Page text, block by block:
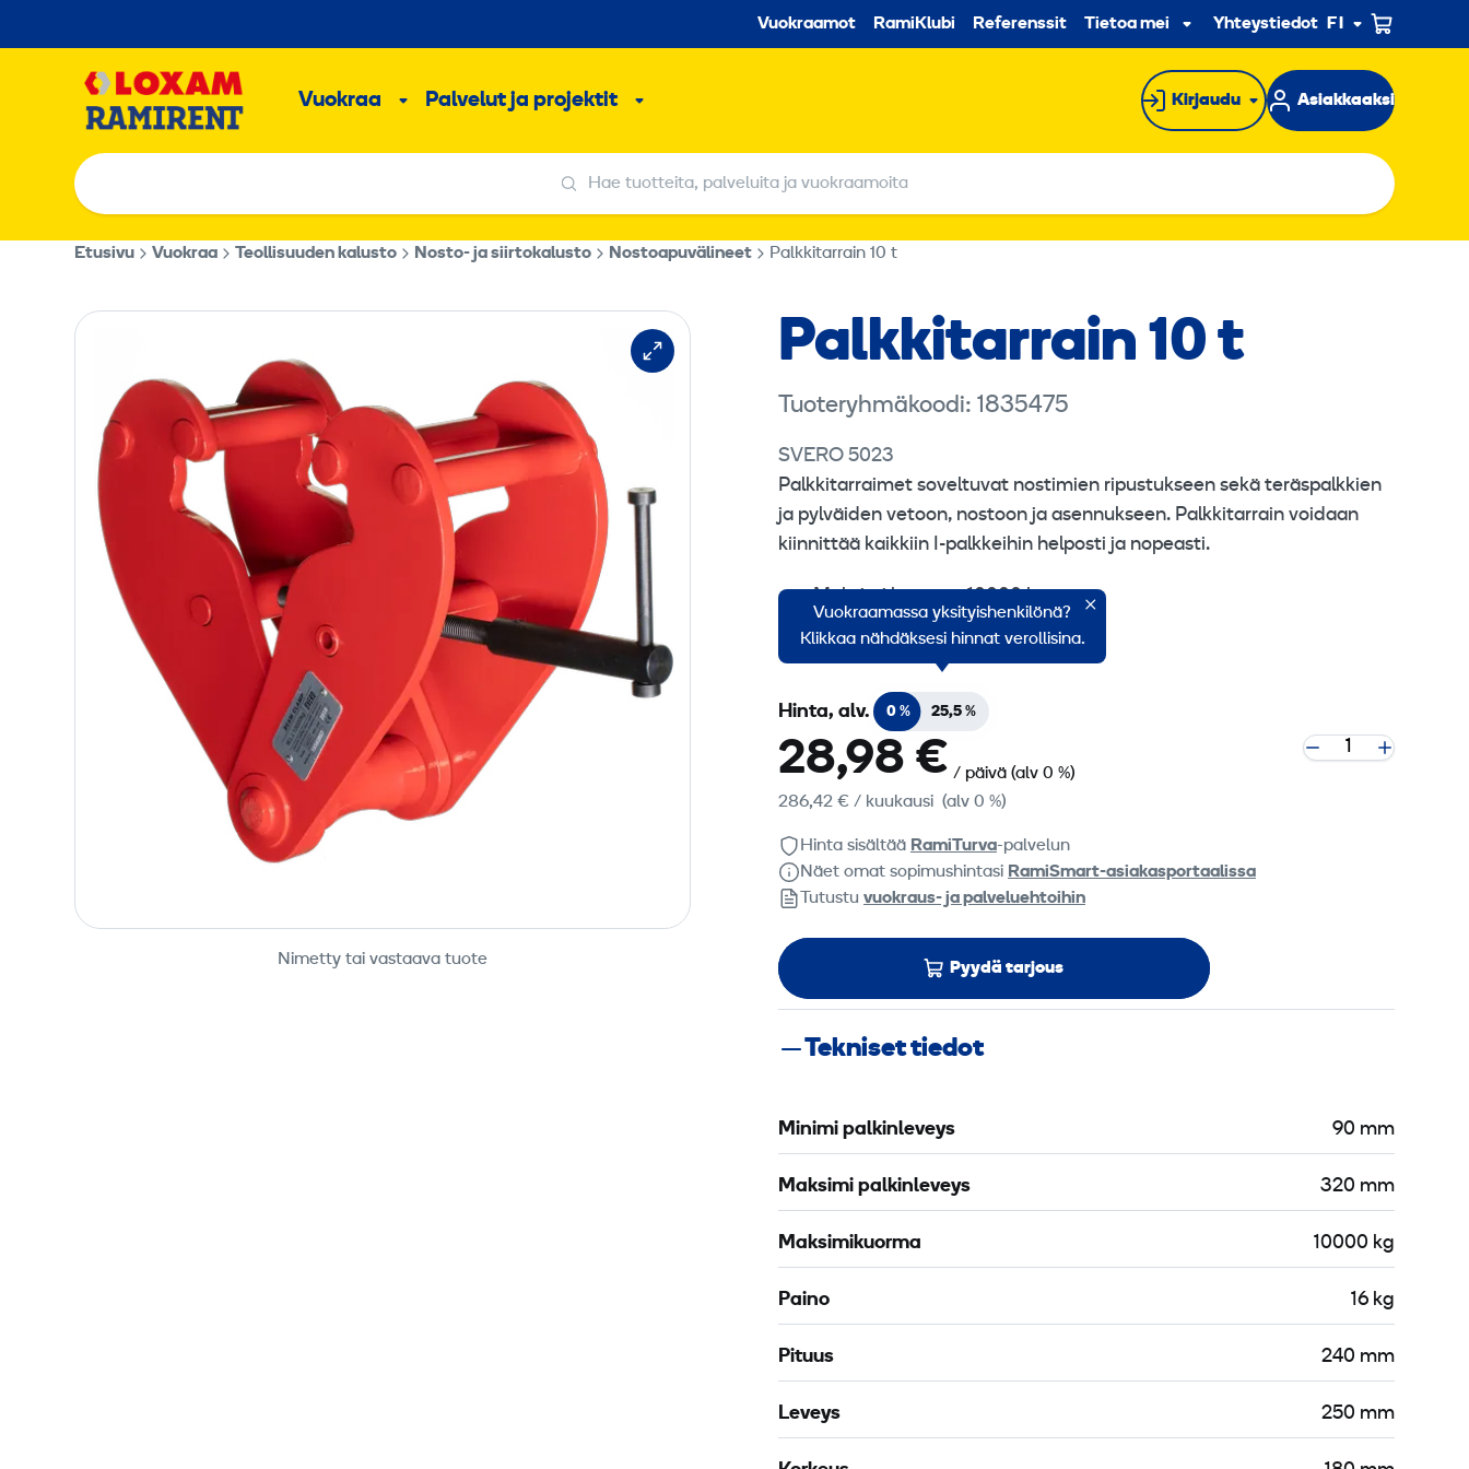
sisältöön
Toissijainen
Vuokraamot RamiKlubi Referenssit Tietoa meistäAlavalikko
Yhteystiedot FI
Vuokraa Alavalikko
Palvelut ja projektit Alavalikko Kirjaudu Asiakkaaksi
Hae tuotteita, palveluita ja vuokraamoita
Hae tuotteita, palveluita ja vuokraamoita
Etusivu Vuokraa Teollisuuden kalusto Nosto- ja siirtokalusto Nostoapuvälineet Palkkitarrain 10 t
Nimetty tai vastaava tuote
Palkkitarrain 10 t
Tuoteryhmäkoodi: 1835475
SVERO 5023
Palkkitarraimet soveltuvat nostimien ripustukseen sekä teräspalkkien
ja pylväiden vetoon, nostoon ja asennukseen. Palkkitarrain voidaan
kiinnittää kaikkiin I-palkkeihin helposti ja nopeasti.
Maksimi kuorma: 10000 kg
Palkeille: 75-305 mm
Vuokraamassa yksityishenkilönä?
Klikkaa nähdäksesi hinnat verollisina.
Hinta, alv. 0 % 25,5 %
28,98 € / päivä (alv 0 %)
286,42 € / kuukausi (alv 0 %)
Hinta sisältää RamiTurva-palvelun
Näet omat sopimushintasi RamiSmart-asiakasportaalissa
Tutustu vuokraus- ja palveluehtoihin
Pyydä tarjous
Tekniset tiedot
Minimi palkinleveys 90 mm
Maksimi palkinleveys 320 mm
Maksimikuorma 10000 kg
Paino 16 kg
Pituus 240 mm
Leveys 250 mm